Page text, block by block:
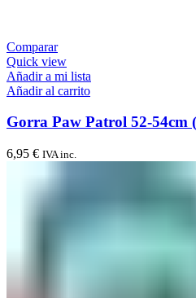
Comparar
Quick view
Añadir a mi lista
Añadir al carrito
Gorra Paw Patrol 52-54cm
6,95 € IVA inc.